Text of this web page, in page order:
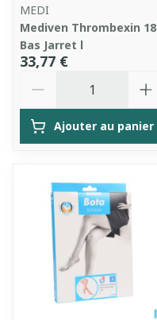
MEDI
Mediven Thrombexin 18
Bas Jarret l
33,77 €
Ajouter au panier